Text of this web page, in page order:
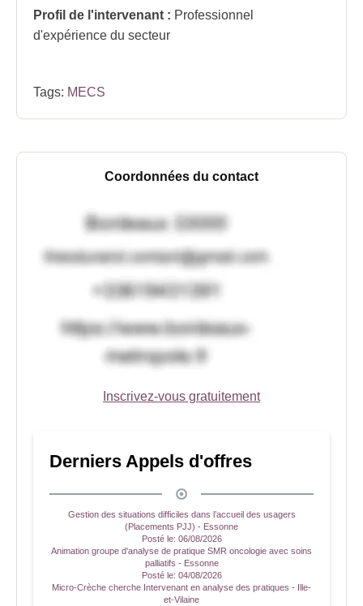
Profil de l'intervenant : Professionnel
d'expérience du secteur
Tags: MECS
Coordonnées du contact
Inscrivez-vous gratuitement
Derniers Appels d'offres
Gestion des situations difficiles dans l’accueil des usagers
(Placements PJJ) - Essonne
Posté le: 06/08/2026
Animation groupe d'analyse de pratique SMR oncologie avec soins
palliatifs - Essonne
Posté le: 04/08/2026
Micro-Crèche cherche Intervenant en analyse des pratiques - Ille-
et-Vilaine